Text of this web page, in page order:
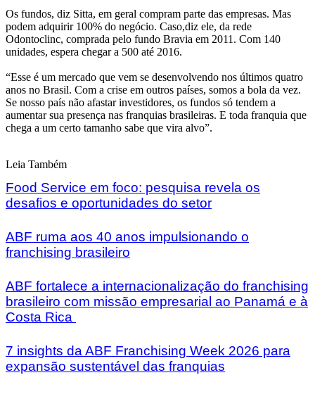
Os fundos, diz Sitta, em geral compram parte das empresas. Mas
podem adquirir 100% do negócio. Caso,diz ele, da rede
Odontoclinc, comprada pelo fundo Bravia em 2011. Com 140
unidades, espera chegar a 500 até 2016.
“Esse é um mercado que vem se desenvolvendo nos últimos quatro
anos no Brasil. Com a crise em outros países, somos a bola da vez.
Se nosso país não afastar investidores, os fundos só tendem a
aumentar sua presença nas franquias brasileiras. E toda franquia que
chega a um certo tamanho sabe que vira alvo”.
Leia Também
Food Service em foco: pesquisa revela os
desafios e oportunidades do setor
ABF ruma aos 40 anos impulsionando o
franchising brasileiro
ABF fortalece a internacionalização do franchising
brasileiro com missão empresarial ao Panamá e à
Costa Rica
7 insights da ABF Franchising Week 2026 para
expansão sustentável das franquias